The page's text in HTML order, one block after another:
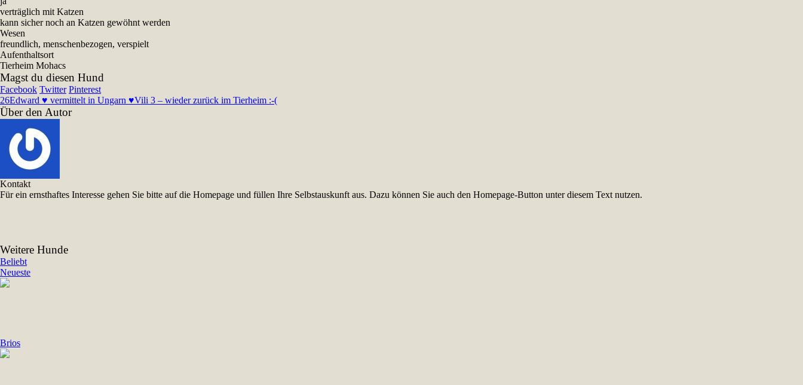
verträglich mit Katzen
kann sicher noch an Katzen gewöhnt werden
Wesen
freundlich, menschenbezogen, verspielt
Aufenthaltsort
Tierheim Mohacs
Magst du diesen Hund
Facebook Twitter Pinterest
26Edward ♥ vermittelt in Ungarn ♥Vili 3 – wieder zurück im Tierheim :-(
Über den Autor
Kontakt
Für ein ernsthaftes Interesse gehen Sie bitte auf die Homepage und füllen Ihre Selbstauskunft aus. Dazu können Sie auch den Homepage-Button unter diesem Text nutzen.
Weitere Hunde
Beliebt
Neueste
Brios